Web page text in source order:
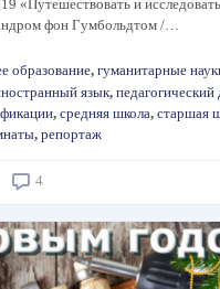
«Путешествовать и
фон Гумбольдтом /…
образование, гуманитарные
язык, педагогический
, средняя школа, старшая
, репортаж
4